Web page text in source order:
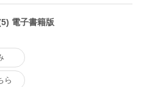
電子書籍版
ら